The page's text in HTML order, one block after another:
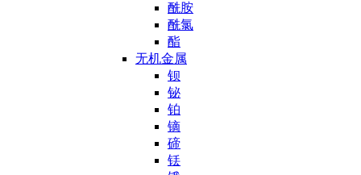
酰胺
酰氯
酯
无机金属
钡
铋
铂
镝
碲
铥